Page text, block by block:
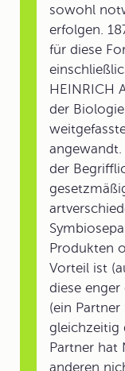
sowohl
erfolgen.
für diese
HEINRICH
der
der
Produkten
Vorteil ist
diese
(ein
gleichzeitig
Partner hat
anderen